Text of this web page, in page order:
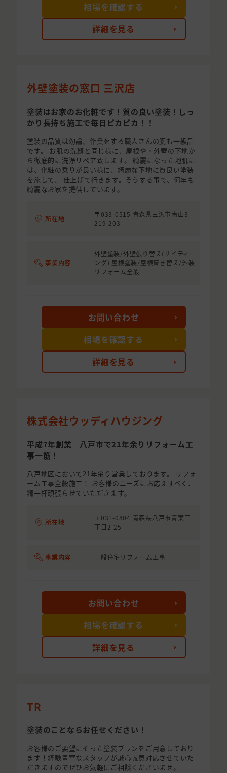
詳細を見る
相場を確認する
外壁塗装の窓口 三沢店
塗装はお家のお化粧です！質の良い塗装！しっ
かり長持ち施工で毎日ピカピカ！！
塗装の品質は勿論、作業をする職人さんの腕も一級品
です。 お肌の洗顔と同じ様に、屋根や・外壁の下地か
ら徹底的に洗浄リペア致します。 綺麗になった地肌に
は、化粧の乗りが良い様に、綺麗な下地に質良い塗装
を施して、 仕上げて行きます。そうする事で、何年も
綺麗なお家を提供しています。
所在地
〒033-0515 青森県三沢市南山3-
219-203
事業内容
外壁塗装/外壁張り替え(サイディ
ング) 屋根塗装/屋根葺き替え/外装
リフォーム全般
詳細を見る
お問い合わせ
相場を確認する
株式会社ウッディハウジング
平成7年創業 八戸市で21年余りリフォーム工
事一筋！
八戸地区において21年余り営業しております。 リフォ
ーム工事全般施工！ お客様のニーズにお応えすべく、
精一杯頑張らせていただきます。
所在地
〒031-0804 青森県八戸市青葉三
丁目2-25
事業内容 一般住宅リフォーム工事
詳細を見る
お問い合わせ
相場を確認する
TR
塗装のことならお任せください！
お客様のご要望にそった塗装プランをご用意しており
ます！経験豊富なスタッフが誠心誠意対応させていた
だきますのでぜひお気軽にご相談くださいませ。